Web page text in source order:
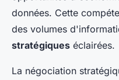
données. Cette
des volumes
stratégiques éclairées.
La négociation